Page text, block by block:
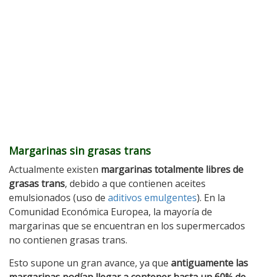
Margarinas sin grasas trans
Actualmente existen margarinas totalmente libres de
grasas trans, debido a que contienen aceites
emulsionados (uso de aditivos emulgentes). En la
Comunidad Económica Europea, la mayoría de
margarinas que se encuentran en los supermercados
no contienen grasas trans.
Esto supone un gran avance, ya que antiguamente las